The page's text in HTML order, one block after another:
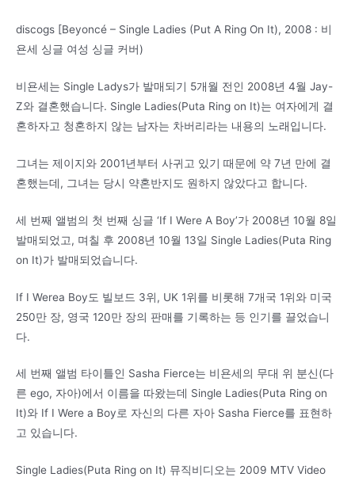
discogs [Beyoncé – Single Ladies (Put A Ring On It), 2008 : 비
욘세 싱글 여성 싱글 커버)
비욘세는 Single Ladys가 발매되기 5개월 전인 2008년 4월 Jay-
Z와 결혼했습니다. Single Ladies(Puta Ring on It)는 여자에게 결
혼하자고 청혼하지 않는 남자는 차버리라는 내용의 노래입니다.
그녀는 제이지와 2001년부터 사귀고 있기 때문에 약 7년 만에 결
혼했는데, 그녀는 당시 약혼반지도 원하지 않았다고 합니다.
세 번째 앨범의 첫 번째 싱글 ‘If I Were A Boy’가 2008년 10월 8일
발매되었고, 며칠 후 2008년 10월 13일 Single Ladies(Puta Ring
on It)가 발매되었습니다.
If I Werea Boy도 빌보드 3위, UK 1위를 비롯해 7개국 1위와 미국
250만 장, 영국 120만 장의 판매를 기록하는 등 인기를 끌었습니
다.
세 번째 앨범 타이틀인 Sasha Fierce는 비욘세의 무대 위 분신(다
른 ego, 자아)에서 이름을 따왔는데 Single Ladies(Puta Ring on
It)와 If I Were a Boy로 자신의 다른 자아 Sasha Fierce를 표현하
고 있습니다.
Single Ladies(Puta Ring on It) 뮤직비디오는 2009 MTV Video